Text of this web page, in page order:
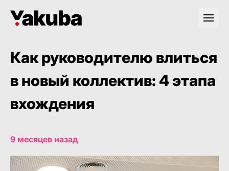
Как руководителю влиться
в новый коллектив: 4 этапа
вхождения
9 месяцев назад